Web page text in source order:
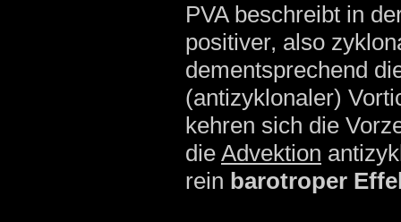
PVA beschreibt in
positiver, also
dementsprechend
(antizyklonaler)
kehren sich die
die Advektion
rein barotroper